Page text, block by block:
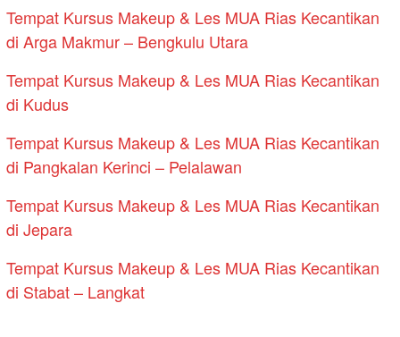
Tempat Kursus Makeup & Les MUA Rias Kecantikan
di Arga Makmur – Bengkulu Utara
Tempat Kursus Makeup & Les MUA Rias Kecantikan
di Kudus
Tempat Kursus Makeup & Les MUA Rias Kecantikan
di Pangkalan Kerinci – Pelalawan
Tempat Kursus Makeup & Les MUA Rias Kecantikan
di Jepara
Tempat Kursus Makeup & Les MUA Rias Kecantikan
di Stabat – Langkat